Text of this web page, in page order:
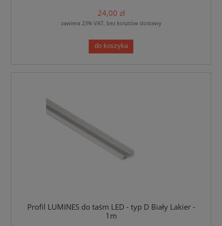
24,00 zł
zawiera 23% VAT, bez kosztów dostawy
do koszyka
Profil LUMINES do taśm LED - typ D Biały Lakier -
1m